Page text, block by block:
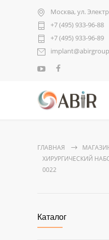
Москва, ул.
+7 (495) 933-96-88
+7 (495) 933-96-89
ГЛАВНАЯ
ХИРУРГИЧЕСКИЙ
0022
Каталог